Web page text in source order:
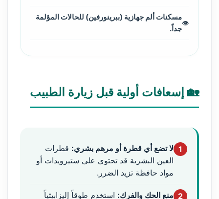
مسكنات ألم جهازية (ببرينورفين) للحالات المؤلمة
جداً.
🏡 إسعافات أولية قبل زيارة الطبيب
1 لا تضع أي قطرة أو مرهم بشري: قطرات
العين البشرية قد تحتوي على ستيرويدات أو
مواد حافظة تزيد الضرر.
2 منع الحك والفرك: استخدم طوقاً إليزابيثياً